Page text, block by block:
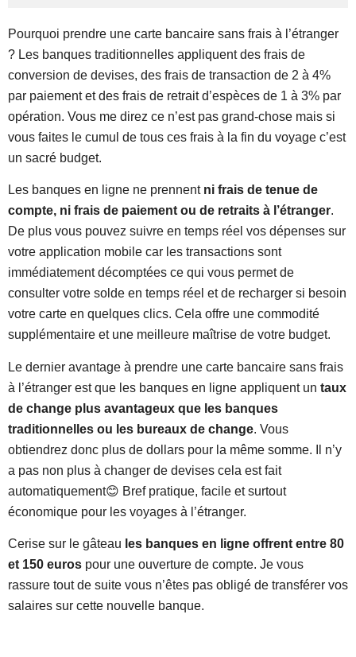
Pourquoi prendre une carte bancaire sans frais à l’étranger
? Les banques traditionnelles appliquent des frais de
conversion de devises, des frais de transaction de 2 à 4%
par paiement et des frais de retrait d’espèces de 1 à 3% par
opération. Vous me direz ce n’est pas grand-chose mais si
vous faites le cumul de tous ces frais à la fin du voyage c’est
un sacré budget.
Les banques en ligne ne prennent ni frais de tenue de
compte, ni frais de paiement ou de retraits à l’étranger.
De plus vous pouvez suivre en temps réel vos dépenses sur
votre application mobile car les transactions sont
immédiatement décomptées ce qui vous permet de
consulter votre solde en temps réel et de recharger si besoin
votre carte en quelques clics. Cela offre une commodité
supplémentaire et une meilleure maîtrise de votre budget.
Le dernier avantage à prendre une carte bancaire sans frais
à l’étranger est que les banques en ligne appliquent un taux
de change plus avantageux que les banques
traditionnelles ou les bureaux de change. Vous
obtiendrez donc plus de dollars pour la même somme. Il n’y
a pas non plus à changer de devises cela est fait
automatiquement😊 Bref pratique, facile et surtout
économique pour les voyages à l’étranger.
Cerise sur le gâteau les banques en ligne offrent entre 80
et 150 euros pour une ouverture de compte. Je vous
rassure tout de suite vous n’êtes pas obligé de transférer vos
salaires sur cette nouvelle banque.